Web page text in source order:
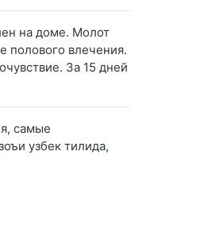
на доме. Молот
полового влечения.
За 15 дней
самые
узбек тилида,